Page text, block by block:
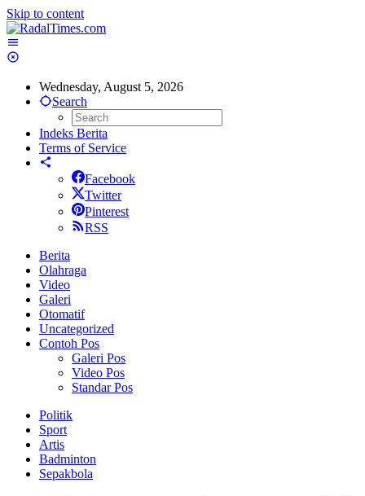
Skip to content
Wednesday, August 5, 2026
Search
Indeks Berita
Terms of Service
Facebook
Twitter
Pinterest
RSS
Berita
Olahraga
Video
Galeri
Otomatif
Uncategorized
Contoh Pos
Galeri Pos
Video Pos
Standar Pos
Politik
Sport
Artis
Badminton
Sepakbola